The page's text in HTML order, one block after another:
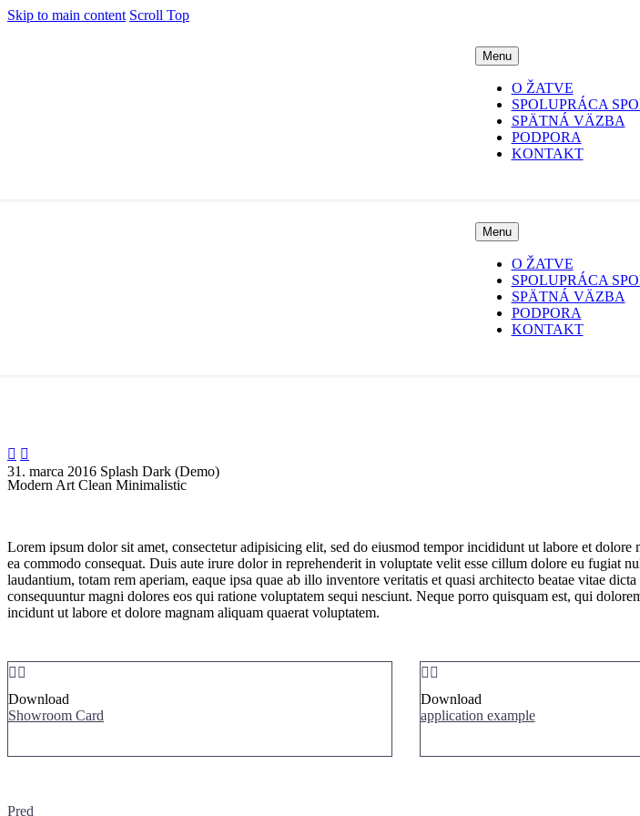
Skip to main content Scroll Top
Menu
O ŽATVE
SPOLUPRÁCA
SPÄTNÁ VÄZBA
PODPORA
KONTAKT
Menu
O ŽATVE
SPOLUPRÁCA
SPÄTNÁ VÄZBA
PODPORA
KONTAKT
 
31. marca 2016 Splash Dark (Demo)
Modern Art Clean Minimalistic
Lorem ipsum dolor sit amet, consectetur adipisicing elit, sed do eiusmod tempor incididunt ut labore et
ea commodo consequat. Duis aute irure dolor in reprehenderit in voluptate velit esse cillum dolore eu fugiat
laudantium, totam rem aperiam, eaque ipsa quae ab illo inventore veritatis et quasi architecto beatae vitae
consequuntur magni dolores eos qui ratione voluptatem sequi nesciunt. Neque porro quisquam est, qui
incidunt ut labore et dolore magnam aliquam quaerat voluptatem.
 
Download
Showroom Card
 
Download
application example
Pred